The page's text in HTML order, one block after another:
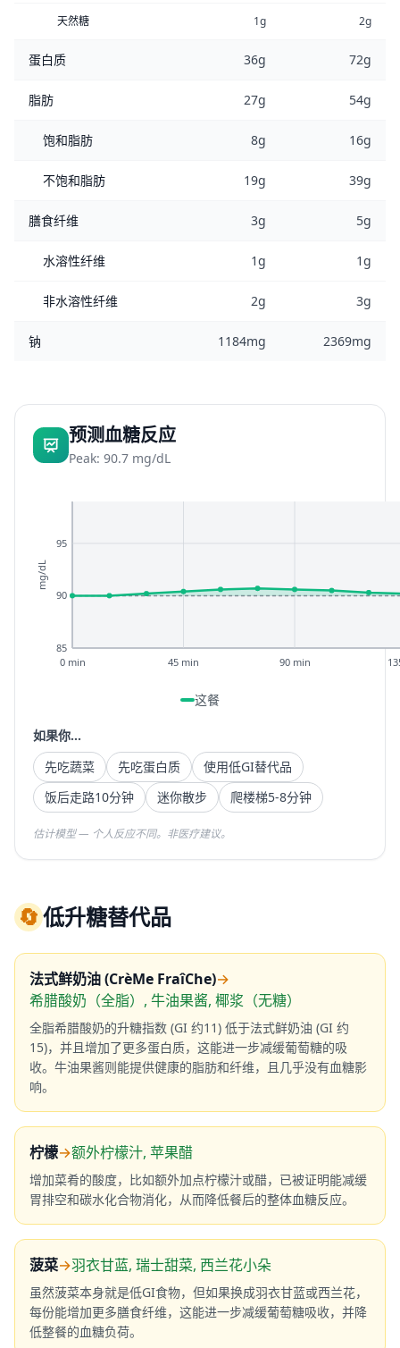
天然糖 1g 2g
蛋白质 36g 72g
脂肪 27g 54g
饱和脂肪 8g 16g
不饱和脂肪 19g 39g
膳食纤维 3g 5g
水溶性纤维 1g 1g
非水溶性纤维 2g 3g
钠 1184mg 2369mg
预测血糖反应
Peak: 90.7 mg/dL
85
90
95
0 min 45 min 90 min
mg/dL
这餐
如果你...
先吃蔬菜
先吃蛋白质
使用低GI替代品
饭后走路10分钟
迷你散步 爬楼梯5-8分钟
估计模型 — 个人反应不同。非医疗建议。
🔄低升糖替代品
法式鲜奶油 (CrèMe FraîChe)→
希腊酸奶（全脂）, 牛油果酱, 椰浆（无糖）
全脂希腊酸奶的升糖指数 (GI 约11) 低于法式鲜奶油 (GI 约
15)，并且增加了更多蛋白质，这能进一步减缓葡萄糖的吸
收。牛油果酱则能提供健康的脂肪和纤维，且几乎没有血糖影
响。
柠檬→额外柠檬汁, 苹果醋
增加菜肴的酸度，比如额外加点柠檬汁或醋，已被证明能减缓
胃排空和碳水化合物消化，从而降低餐后的整体血糖反应。
菠菜→羽衣甘蓝, 瑞士甜菜, 西兰花小朵
虽然菠菜本身就是低GI食物，但如果换成羽衣甘蓝或西兰花，
每份能增加更多膳食纤维，这能进一步减缓葡萄糖吸收，并降
低整餐的血糖负荷。